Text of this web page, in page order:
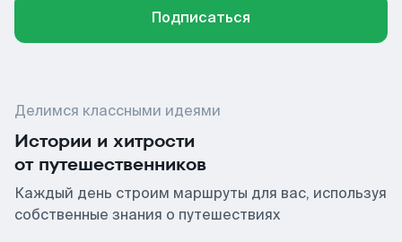
Подписаться
Делимся классными идеями
Истории и хитрости
от путешественников
Каждый день строим маршруты для вас, используя
собственные знания о путешествиях